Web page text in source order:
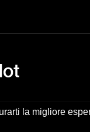
la migliore